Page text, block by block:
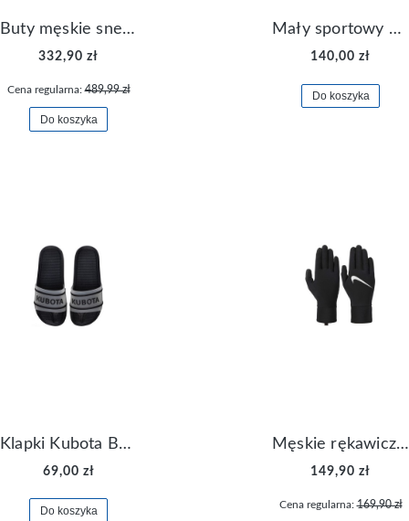
Buty męskie sneakersy Jordan Access AR3762-006
332,90 zł
Cena regularna:489,99 zł
Do koszyka
Mały sportowy plecak plecaczek Nike Brasilia JDI DR6091-017
140,00 zł
Do koszyka
Klapki Kubota Basenowe Gel Czarne
69,00 zł
Do koszyka
Męskie rękawiczki Nike Dri-FIT Lightweight Gloves N.RG.M0.082
149,90 zł
Cena regularna:169,90 zł